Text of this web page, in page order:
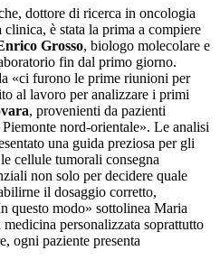
dottore di ricerca in oncologia
è stata la prima a compiere
Grosso, biologo molecolare e
fin dal primo giorno.
«ci furono le prime riunioni per
al lavoro per analizzare i primi
, provenienti da pazienti
nord-orientale». Le analisi
una guida preziosa per gli
cellule tumorali consegna
non solo per decidere quale
il dosaggio corretto,
questo modo» sottolinea Maria
personalizzata soprattutto
ogni paziente presenta